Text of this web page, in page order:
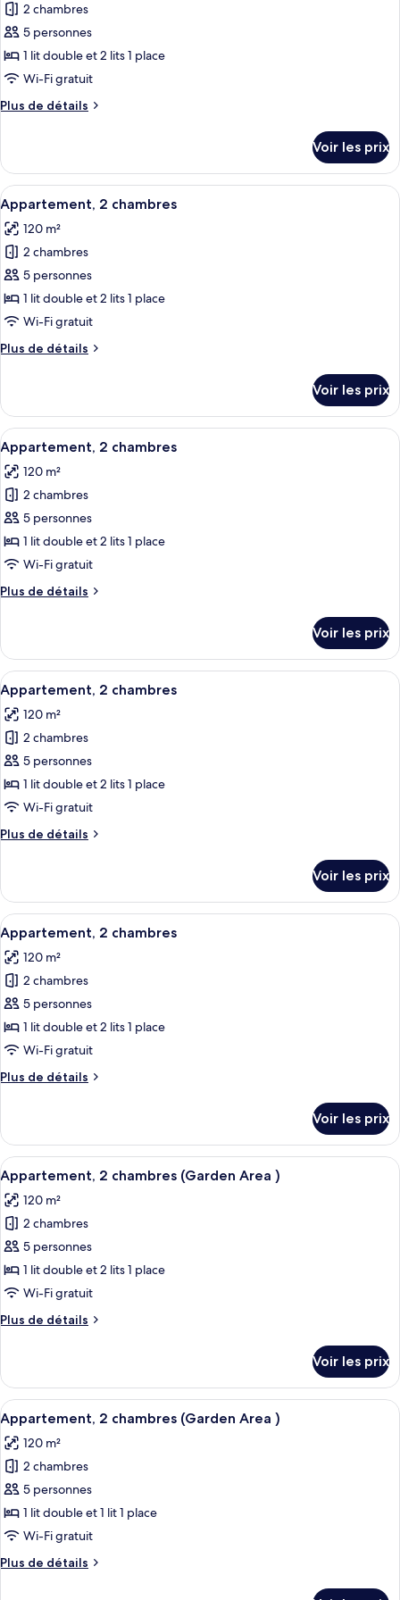
2
chambres
photos
pour
ce
type
chambre :
chambres
2 chambres
5 personnes
1 lit double et 2 lits 1 place
Wi-Fi gratuit
Plus de détails
Plus
le
type
de
chambre
Appartement,
2
chambres
Voir les prix
Afficher
toutes
les
photos
pour
ce
type
chambre :
chambres
Une chambre moderne avec un
13
Appartement, 2 chambres
120 m²
2 chambres
5 personnes
1 lit double et 2 lits 1 place
Wi-Fi gratuit
Plus de détails
Plus
le
type
de
chambre
Appartement,
2
chambres
Voir les prix
Afficher
toutes
les
photos
pour
ce
type
chambre :
chambres
Une chambre moderne avec un
14
Appartement, 2 chambres
120 m²
2 chambres
5 personnes
1 lit double et 2 lits 1 place
Wi-Fi gratuit
Plus de détails
Plus
le
type
de
chambre
Appartement,
2
chambres
Voir les prix
Afficher
toutes
les
photos
pour
ce
type
chambre :
chambres
Une chambre moderne avec un
15
Appartement, 2 chambres
120 m²
2 chambres
5 personnes
1 lit double et 2 lits 1 place
Wi-Fi gratuit
Plus de détails
Plus
le
type
de
chambre
Appartement,
2
chambres
Voir les prix
Afficher
toutes
les
photos
pour
ce
type
chambre :
chambres
Une chambre moderne avec un
14
Appartement, 2 chambres
120 m²
2 chambres
5 personnes
1 lit double et 2 lits 1 place
Wi-Fi gratuit
Plus de détails
Plus
le
type
de
chambre
Appartement,
2
chambres
Voir les prix
Afficher
toutes
les
photos
pour
ce
type
chambre :
chambres
(Garden
Area
)
Une chambre moderne avec un
15
Appartement, 2 chambres (Garden Area )
120 m²
2 chambres
5 personnes
1 lit double et 2 lits 1 place
Wi-Fi gratuit
Plus de détails
Plus
le
type
de
chambre
Appartement,
2
chambres
(Garden
Area
Voir les prix
Afficher
toutes
les
photos
pour
ce
type
chambre :
Une chambre moderne avec un
14
Appartement, 2 chambres (Garden Area )
120 m²
2 chambres
5 personnes
1 lit double et 1 lit 1 place
Wi-Fi gratuit
Plus de détails
Plus